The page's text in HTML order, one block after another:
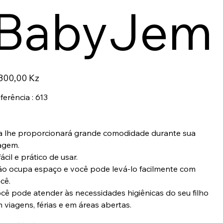
Kz
: 613
lhe proporcionará grande comodidade durante sua
e prático de usar.
ocupa espaço e você pode levá-lo facilmente com
pode atender às necessidades higiênicas do seu filho
viagens, férias e em áreas abertas.